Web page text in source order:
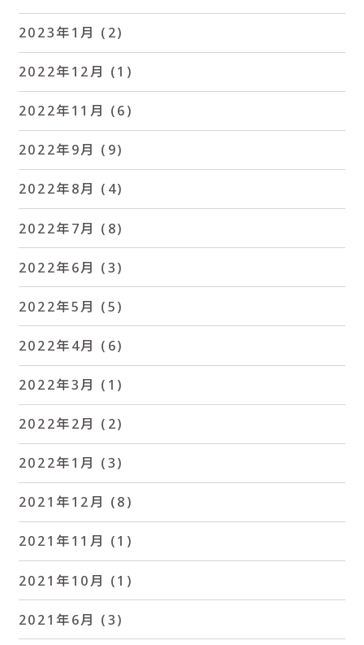
2023年1月 (2)
2022年12月 (1)
2022年11月 (6)
2022年9月 (9)
2022年8月 (4)
2022年7月 (8)
2022年6月 (3)
2022年5月 (5)
2022年4月 (6)
2022年3月 (1)
2022年2月 (2)
2022年1月 (3)
2021年12月 (8)
2021年11月 (1)
2021年10月 (1)
2021年6月 (3)